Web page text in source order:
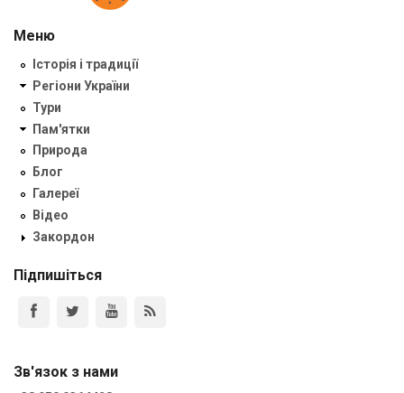
Меню
Історія і традиції
Регіони України
Тури
Пам'ятки
Природа
Блог
Галереї
Відео
Закордон
Підпишіться
Зв'язок з нами